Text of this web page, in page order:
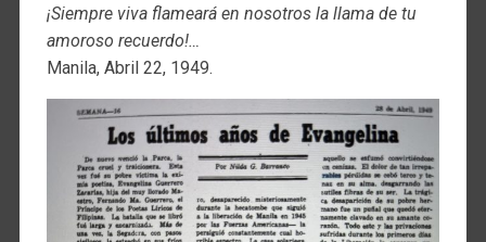
¡Siempre viva flameará en nosotros la llama de tu
amoroso recuerdo!…
Manila, Abril 22, 1949.